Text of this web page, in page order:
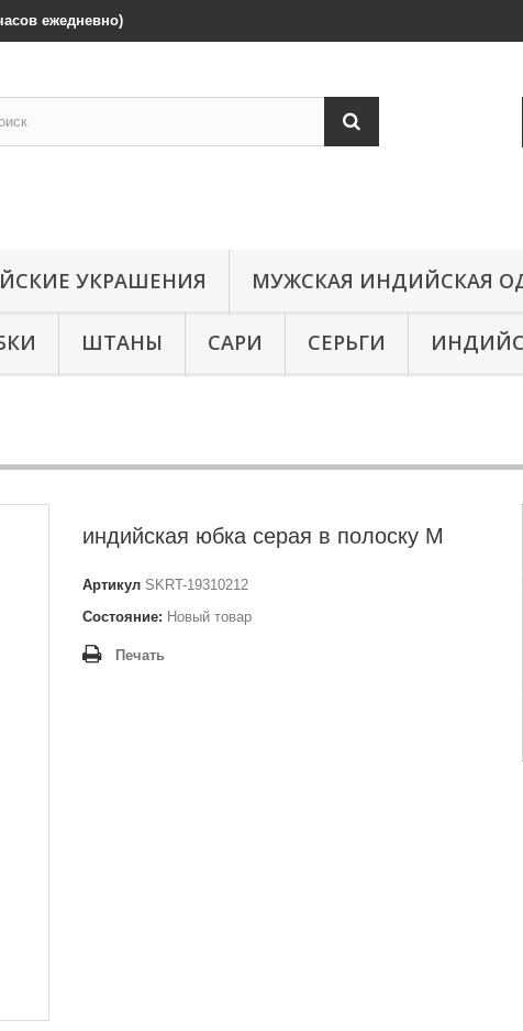
ежедневно)
УКРАШЕНИЯ МУЖСКАЯ ИНДИЙСКАЯ
ШТАНЫ САРИ СЕРЬГИ
индийская юбка серая в полоску М
Артикул SKRT-19310212
Состояние: Новый товар
Печать